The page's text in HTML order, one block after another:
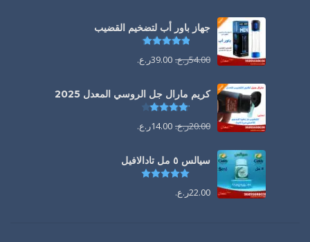
جهاز باور أب لتضخيم القضيب
تم التقييم
54.00ر.ع. 39.00ر.ع.
كريم مارال جل الروسي المعدل 2025
تم التقييم
20.00ر.ع. 14.00ر.ع.
سيالس ٥ مل تادالافيل
22.00ر.ع.